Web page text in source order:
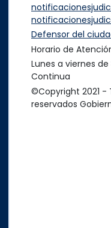
Defensor del
Horario de
Lunes a viernes
Continua
©Copyright 2021 -
reservados